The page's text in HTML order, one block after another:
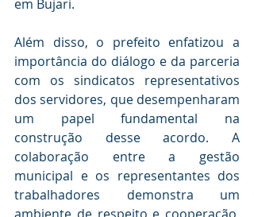
em Bujari.
Além disso, o prefeito enfatizou a
importância do diálogo e da parceria
com os sindicatos representativos
dos servidores, que desempenharam
um papel fundamental na
construção desse acordo. A
colaboração entre a gestão
municipal e os representantes dos
trabalhadores demonstra um